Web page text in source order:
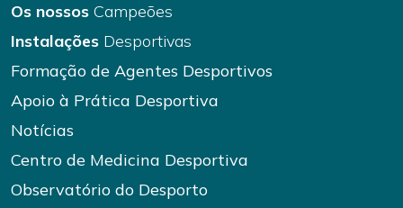
Os nossos Campeões
Instalações Desportivas
Formação de Agentes Desportivos
Apoio à Prática Desportiva
Notícias
Centro de Medicina Desportiva
Observatório do Desporto